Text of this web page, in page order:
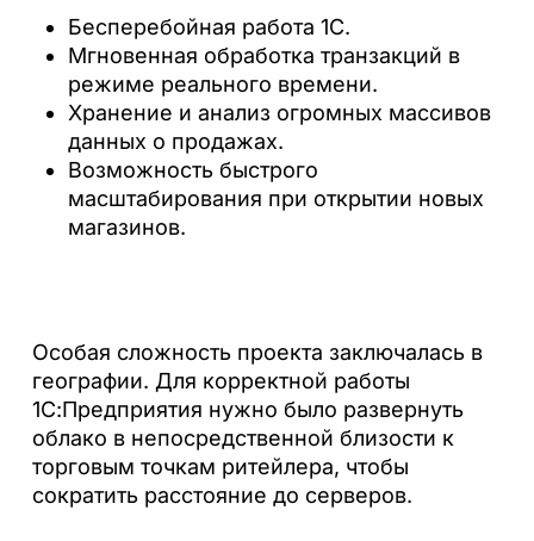
Бесперебойная работа 1С.
Мгновенная обработка транзакций в
режиме реального времени.
Хранение и анализ огромных массивов
данных о продажах.
Возможность быстрого
масштабирования при открытии новых
магазинов.
Особая сложность проекта заключалась в
географии. Для корректной работы
1С:Предприятия нужно было развернуть
облако в непосредственной близости к
торговым точкам ритейлера, чтобы
сократить расстояние до серверов.